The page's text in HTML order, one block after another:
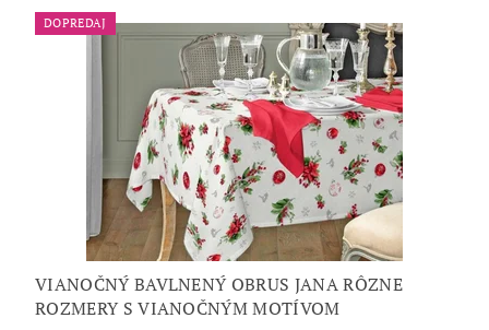
DOPREDAJ
VIANOČNÝ BAVLNENÝ OBRUS JANA RÔZNE
ROZMERY S VIANOČNÝM MOTÍVOM